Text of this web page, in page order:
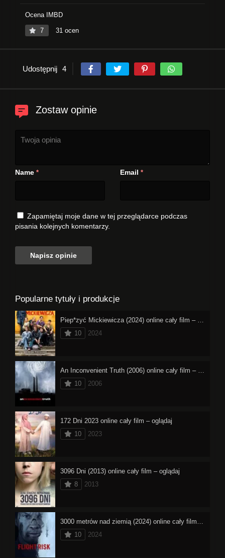
Ocena IMBD
7 31 ocen
Udostępnij 4
Zostaw opinie
Name * Email *
Zapamiętaj moje dane w tej przeglądarce podczas
pisania kolejnych komentarzy.
Popularne tytuły i produkcje
10
2024
10
2006
172 Dni 2023 online cały film – oglądaj
10
2023
3096 Dni (2013) online cały film – oglądaj
8
2013
10
2024